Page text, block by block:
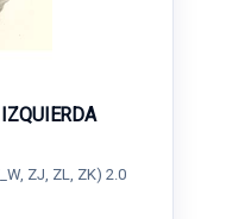
ZJ, ZL, ZK) 2.0